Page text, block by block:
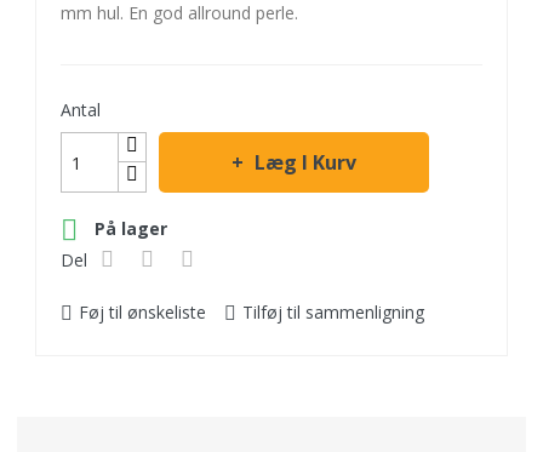
mm hul. En god allround perle.
Antal
Læg I Kurv

På lager
Del
Føj til ønskeliste Tilføj til sammenligning